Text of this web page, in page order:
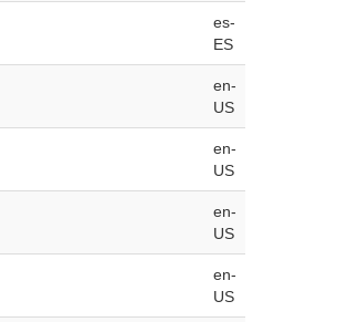
es-
ES
en-
US
en-
US
en-
US
en-
US